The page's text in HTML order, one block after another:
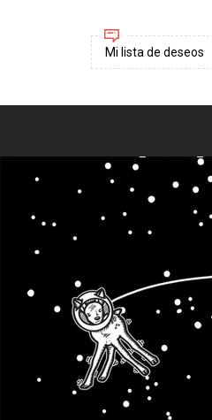
Mi lista de deseos